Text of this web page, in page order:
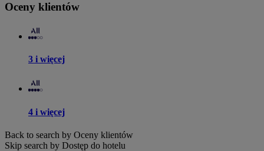
Oceny klientów
3 i więcej
4 i więcej
Back to search by Oceny klientów
Skip search by Dostęp do hotelu